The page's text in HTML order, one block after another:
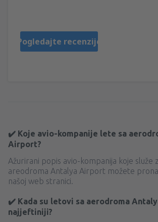
Pogledajte recenzije
✔️ Koje avio-kompanije lete sa
Airport?
Ažurirani popis avio-kompanija koje služe
areodroma Antalya Airport možete
našoj web stranici.
✔️ Kada su letovi sa aerodroma
najjeftiniji?